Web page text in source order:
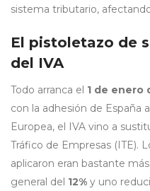
sistema tributario,
El pistoletazo de
del IVA
Todo arranca el 1 de enero
con la adhesión de España
Europea, el IVA vino a
Tráfico de Empresas (ITE).
aplicaron eran bastante
general del 12% y uno